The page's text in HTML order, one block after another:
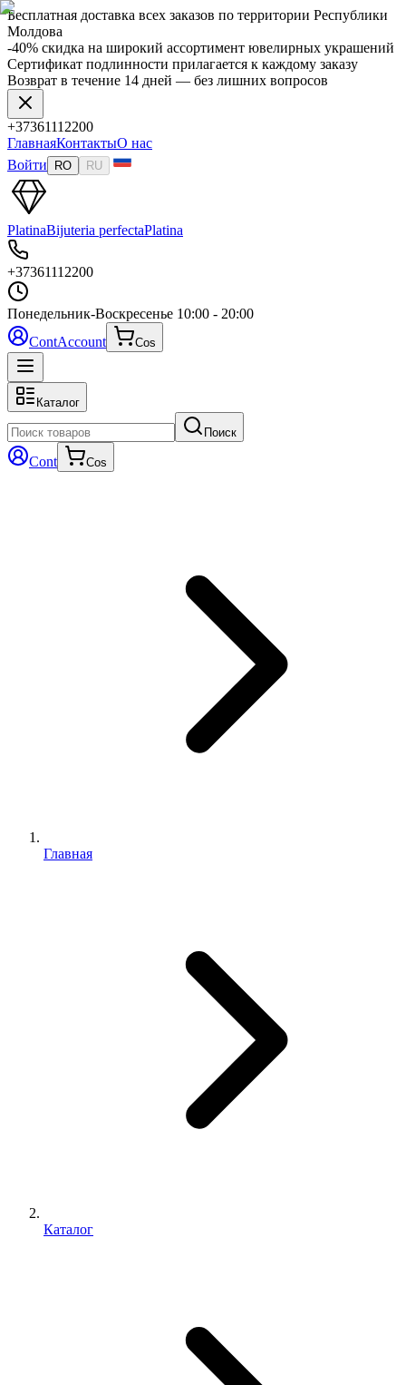
Бесплатная доставка всех заказов по территории Республики
Молдова
-40% скидка на широкий ассортимент ювелирных украшений
Сертификат подлинности прилагается к каждому заказу
Возврат в течение 14 дней — без лишних вопросов
+37361112200
ГлавнаяКонтактыО нас
Войти
RO RU
PlatinaBijuteria perfectaPlatina
+37361112200
Понедельник-Воскресенье 10:00 - 20:00
ContAccount Cos
Каталог
Поиск
Cont Cos
Главная
Каталог